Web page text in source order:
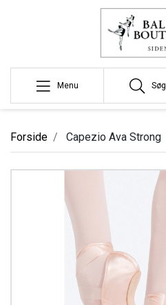
Menu Søg
Forside Capezio Ava Strong